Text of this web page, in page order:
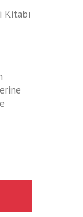
Kitabı